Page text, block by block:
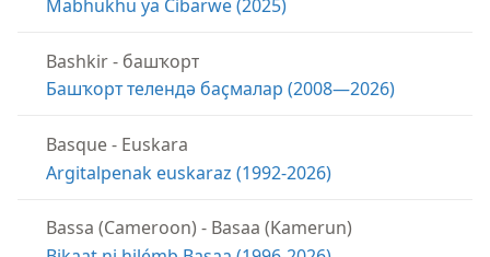
Mabhukhu ya Cibarwe (2025)
Bashkir- башҡорт
Башҡорт телендә баҫмалар (2008—2026)
Basque- Euskara
Argitalpenak euskaraz (1992-2026)
Bassa (Cameroon) - Basaa (Kamerun)